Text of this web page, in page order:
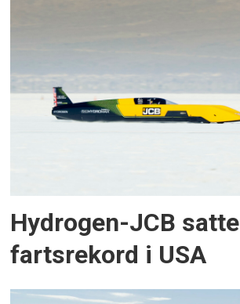
Hydrogen-JCB satte
fartsrekord i USA